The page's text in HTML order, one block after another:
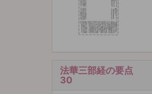
法華三部経の要点
30